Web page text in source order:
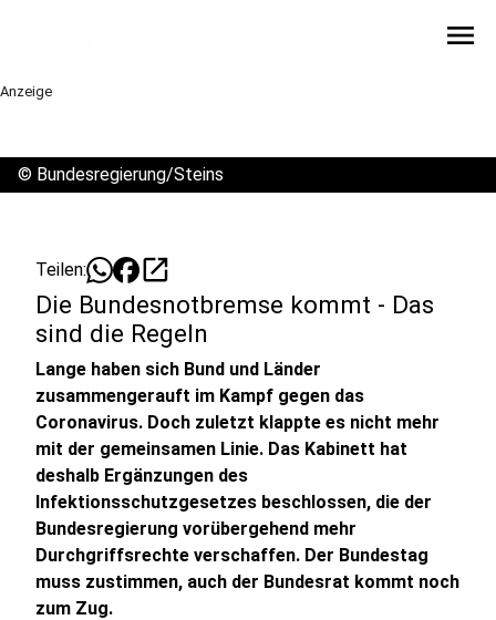
menu
Anzeige
© Bundesregierung/Steins
Teilen: open_in_new
Die Bundesnotbremse kommt - Das
sind die Regeln
Lange haben sich Bund und Länder
zusammengerauft im Kampf gegen das
Coronavirus. Doch zuletzt klappte es nicht mehr
mit der gemeinsamen Linie. Das Kabinett hat
deshalb Ergänzungen des
Infektionsschutzgesetzes beschlossen, die der
Bundesregierung vorübergehend mehr
Durchgriffsrechte verschaffen. Der Bundestag
muss zustimmen, auch der Bundesrat kommt noch
zum Zug.